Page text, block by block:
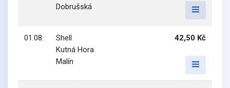
Dobrušská
01.08.
Shell
Kutná Hora
Malín
42,50 Kč